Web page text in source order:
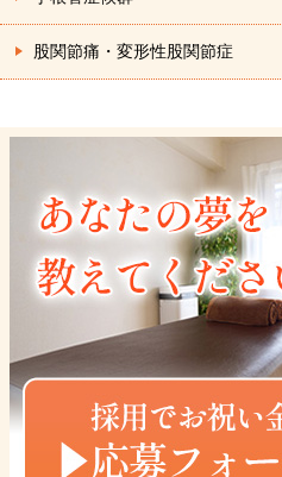
股関節痛・変形性股関節症